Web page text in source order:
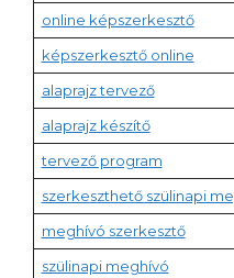
online képszerkesztő
képszerkesztő online
alaprajz tervező
alaprajz készítő
tervező program
szerkeszthető szülinapi
meghívó szerkesztő
szülinapi meghívó